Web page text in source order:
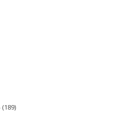
(189)